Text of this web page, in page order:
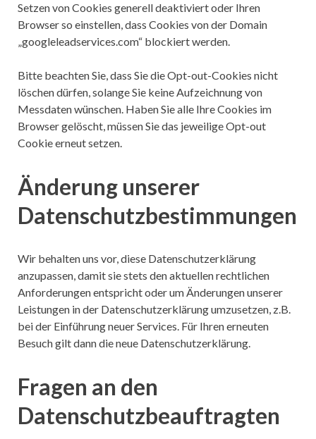
Setzen von Cookies generell deaktiviert oder Ihren
Browser so einstellen, dass Cookies von der Domain
„googleleadservices.com“ blockiert werden.
Bitte beachten Sie, dass Sie die Opt-out-Cookies nicht
löschen dürfen, solange Sie keine Aufzeichnung von
Messdaten wünschen. Haben Sie alle Ihre Cookies im
Browser gelöscht, müssen Sie das jeweilige Opt-out
Cookie erneut setzen.
Änderung unserer
Datenschutzbestimmungen
Wir behalten uns vor, diese Datenschutzerklärung
anzupassen, damit sie stets den aktuellen rechtlichen
Anforderungen entspricht oder um Änderungen unserer
Leistungen in der Datenschutzerklärung umzusetzen, z.B.
bei der Einführung neuer Services. Für Ihren erneuten
Besuch gilt dann die neue Datenschutzerklärung.
Fragen an den
Datenschutzbeauftragten